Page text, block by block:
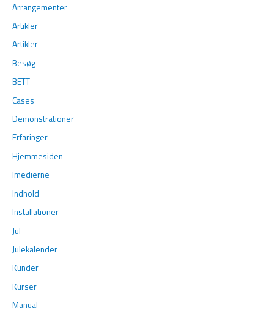
Arrangementer
Artikler
Artikler
Besøg
BETT
Cases
Demonstrationer
Erfaringer
Hjemmesiden
Imedierne
Indhold
Installationer
Jul
Julekalender
Kunder
Kurser
Manual